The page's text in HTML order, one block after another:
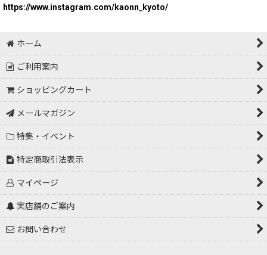
https://www.instagram.com/kaonn_kyoto/
ホーム
ご利用案内
ショッピングカート
メールマガジン
特集・イベント
特定商取引法表示
マイページ
実店舗のご案内
お問い合わせ